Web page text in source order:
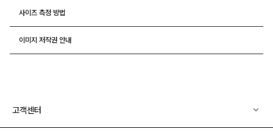
사이즈 측정 방법
이미지 저작권 안내
고객센터